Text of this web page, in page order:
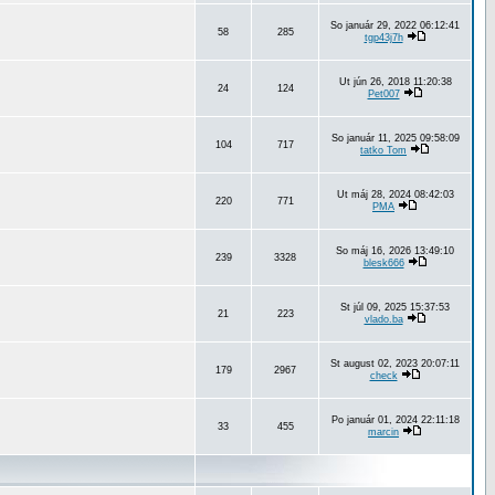
58 285
So január 29, 2022 06:12:41
tgp43j7h
24 124
Ut jún 26, 2018 11:20:38
Pet007
104 717
So január 11, 2025 09:58:09
tatko Tom
220 771
Ut máj 28, 2024 08:42:03
PMA
239 3328
So máj 16, 2026 13:49:10
blesk666
21 223
St júl 09, 2025 15:37:53
vlado.ba
179 2967
St august 02, 2023 20:07:11
check
33 455
Po január 01, 2024 22:11:18
marcin